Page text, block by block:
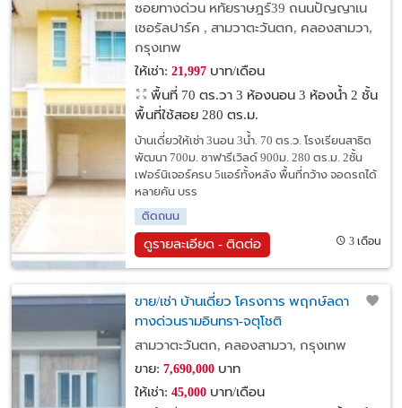
ทั้งหลัง
ซอยทางด่วน หทัยราษฎร์39 ถนนปัญญาเน
เชอรัลปาร์ค , สามวาตะวันตก, คลองสามวา,
กรุงเทพ
ให้เช่า: 21,997บาท/เดือน
พื้นที่ 70 ตร.วา 3 ห้องนอน 3 ห้องน้ำ 2 ชั้น
พื้นที่ใช้สอย 280 ตร.ม.
บ้านเดี่ยวให้เช่า 3นอน 3น้ำ. 70 ตร.ว. โรงเรียนสาธิต
พัฒนา 700ม. ซาฟารีเวิลด์ 900ม. 280 ตร.ม. 2ชั้น
เฟอร์นิเจอร์ครบ 5แอร์ทั้งหลัง พื้นที่กว้าง จอดรถได้
หลายคัน บรร
ติดถนน
ดูรายละเอียด - ติดต่อ 3 เดือน
ขาย/เช่า บ้านเดี่ยว โครงการ พฤกษ์ลดา
ทางด่วนรามอินทรา-จตุโชติ
สามวาตะวันตก, คลองสามวา, กรุงเทพ
ขาย: 7,690,000บาท
ให้เช่า: 45,000บาท/เดือน